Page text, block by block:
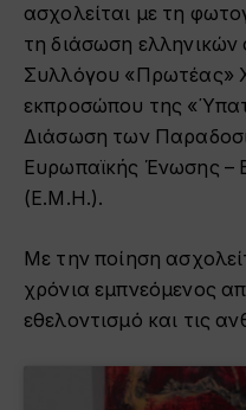
ασχολείται με τη
τη διάσωση
Συλλόγου «Πρωτέας»
εκπροσώπου της
Διάσωση των
Ευρωπαϊκής Ένωσης
(Ε.Μ.Η.).
Με την ποίηση
χρόνια εμπνεόμενος
εθελοντισμό και τις